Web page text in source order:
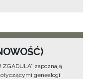
zapoznają
genealogii